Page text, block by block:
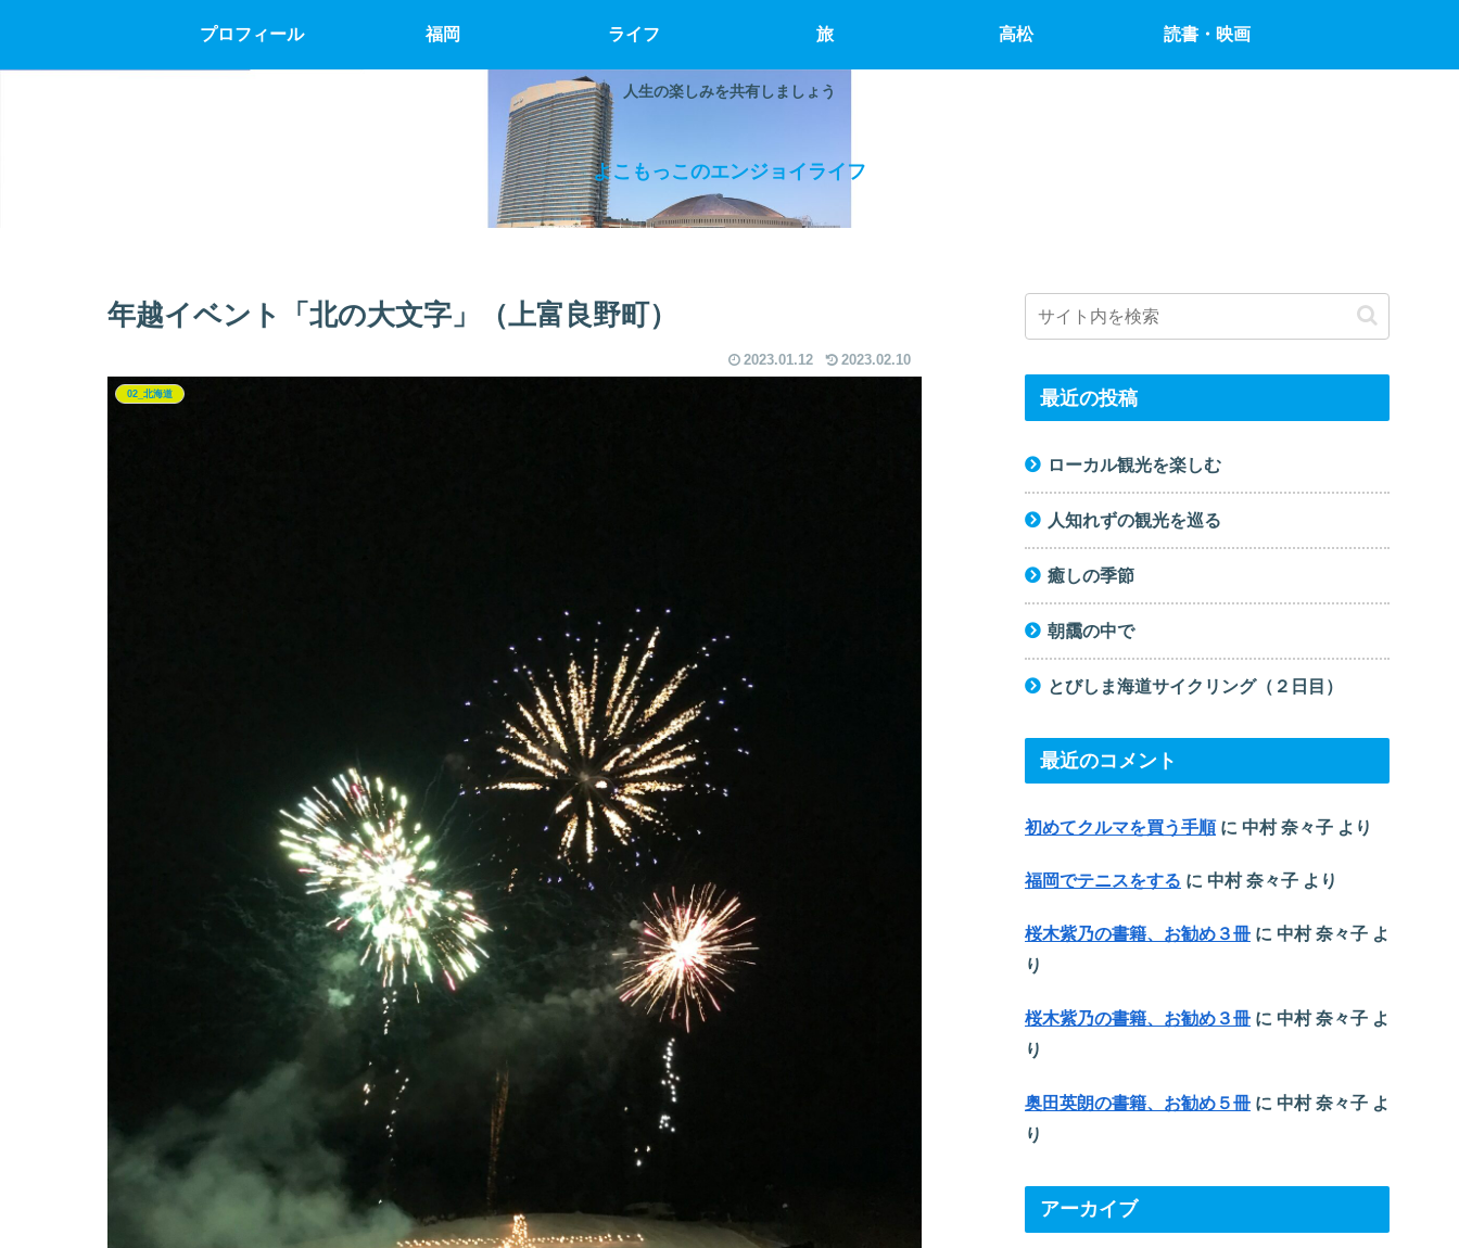
人生の楽しみを共有しましょう
よこもっこのエンジョイライフ
プロフィール 福岡 ライフ 旅 高松 読書・映画
年越イベント「北の大文字」（上富良野町）
2023.01.12 2023.02.10
02_北海道 最近の投稿
ローカル観光を楽しむ
人知れずの観光を巡る
癒しの季節
朝靄の中で
とびしま海道サイクリング（２日目）
最近のコメント
初めてクルマを買う手順に 中村 奈々子 より
福岡でテニスをする に 中村 奈々子 より
桜木紫乃の書籍、お勧め３冊 に 中村 奈々子 よ
り
桜木紫乃の書籍、お勧め３冊 に 中村 奈々子 よ
り
奥田英朗の書籍、お勧め５冊 に 中村 奈々子 よ
り
アーカイブ